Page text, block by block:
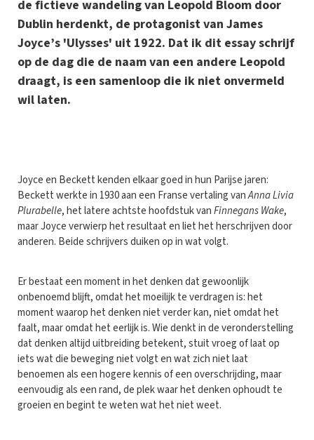
de fictieve wandeling van Leopold Bloom door
Dublin herdenkt, de protagonist van James
Joyce’s 'Ulysses' uit 1922. Dat ik dit essay schrijf
op de dag die de naam van een andere Leopold
draagt, is een samenloop die ik niet onvermeld
wil laten.
Joyce en Beckett kenden elkaar goed in hun Parijse jaren:
Beckett werkte in 1930 aan een Franse vertaling vanAnna Livia
Plurabelle, het latere achtste hoofdstuk vanFinnegans Wake,
maar Joyce verwierp het resultaat en liet het herschrijven door
anderen. Beide schrijvers duiken op in wat volgt.
Er bestaat een moment in het denken dat gewoonlijk
onbenoemd blijft, omdat het moeilijk te verdragen is: het
moment waarop het denken niet verder kan, niet omdat het
faalt, maar omdat het eerlijk is. Wie denkt in de veronderstelling
dat denken altijd uitbreiding betekent, stuit vroeg of laat op
iets wat die beweging niet volgt en wat zich niet laat
benoemen als een hogere kennis of een overschrijding, maar
eenvoudig als een rand, de plek waar het denken ophoudt te
groeien en begint te weten wat het niet weet.